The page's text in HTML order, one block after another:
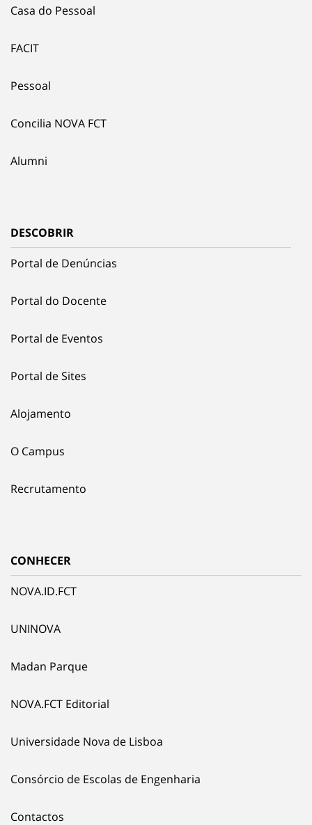
Casa do Pessoal
FACIT
Pessoal
Concilia NOVA FCT
Alumni
DESCOBRIR
Portal de Denúncias
Portal do Docente
Portal de Eventos
Portal de Sites
Alojamento
O Campus
Recrutamento
CONHECER
NOVA.ID.FCT
UNINOVA
Madan Parque
NOVA.FCT Editorial
Universidade Nova de Lisboa
Consórcio de Escolas de Engenharia
Contactos